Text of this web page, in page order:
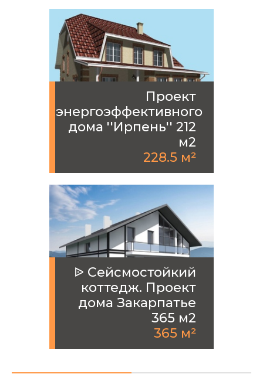
Проект
энергоэффективного
дома ''Ирпень'' 212
м2
228.5 м²
ᐉ Сейсмостойкий
коттедж. Проект
дома Закарпатье
365 м2
365 м²